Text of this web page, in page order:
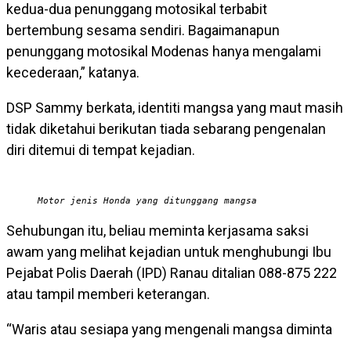
kedua-dua penunggang motosikal terbabit
bertembung sesama sendiri. Bagaimanapun
penunggang motosikal Modenas hanya mengalami
kecederaan,” katanya.
DSP Sammy berkata, identiti mangsa yang maut masih
tidak diketahui berikutan tiada sebarang pengenalan
diri ditemui di tempat kejadian.
Motor jenis Honda yang ditunggang mangsa
Sehubungan itu, beliau meminta kerjasama saksi
awam yang melihat kejadian untuk menghubungi Ibu
Pejabat Polis Daerah (IPD) Ranau ditalian 088-875 222
atau tampil memberi keterangan.
“Waris atau sesiapa yang mengenali mangsa diminta